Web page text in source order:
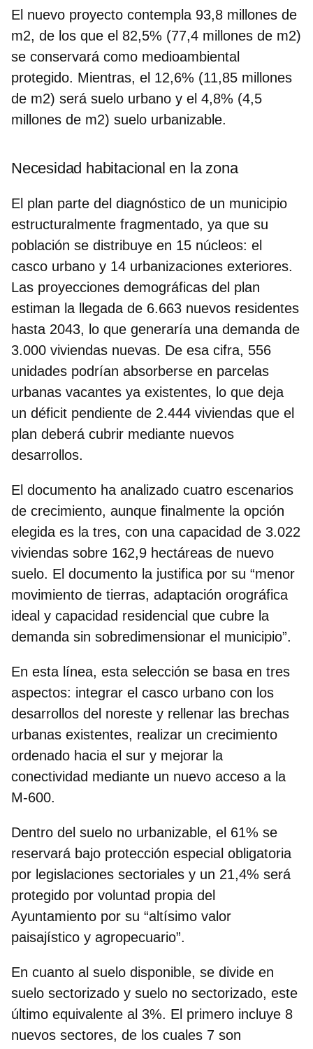
El nuevo proyecto contempla 93,8 millones de
m2, de los que el 82,5% (77,4 millones de m2)
se conservará como medioambiental
protegido. Mientras, el 12,6% (11,85 millones
de m2) será suelo urbano y el 4,8% (4,5
millones de m2) suelo urbanizable.
Necesidad habitacional en la zona
El plan parte del diagnóstico de un municipio
estructuralmente fragmentado, ya que su
población se distribuye en 15 núcleos: el
casco urbano y 14 urbanizaciones exteriores.
Las proyecciones demográficas del plan
estiman la llegada de 6.663 nuevos residentes
hasta 2043, lo que generaría una demanda de
3.000 viviendas nuevas. De esa cifra, 556
unidades podrían absorberse en parcelas
urbanas vacantes ya existentes, lo que deja
un déficit pendiente de 2.444 viviendas que el
plan deberá cubrir mediante nuevos
desarrollos.
El documento ha analizado cuatro escenarios
de crecimiento, aunque finalmente la opción
elegida es la tres, con una capacidad de 3.022
viviendas sobre 162,9 hectáreas de nuevo
suelo. El documento la justifica por su “menor
movimiento de tierras, adaptación orográfica
ideal y capacidad residencial que cubre la
demanda sin sobredimensionar el municipio”.
En esta línea, esta selección se basa en tres
aspectos: integrar el casco urbano con los
desarrollos del noreste y rellenar las brechas
urbanas existentes, realizar un crecimiento
ordenado hacia el sur y mejorar la
conectividad mediante un nuevo acceso a la
M-600.
Dentro del suelo no urbanizable, el 61% se
reservará bajo protección especial obligatoria
por legislaciones sectoriales y un 21,4% será
protegido por voluntad propia del
Ayuntamiento por su “altísimo valor
paisajístico y agropecuario”.
En cuanto al suelo disponible, se divide en
suelo sectorizado y suelo no sectorizado, este
último equivalente al 3%. El primero incluye 8
nuevos sectores, de los cuales 7 son